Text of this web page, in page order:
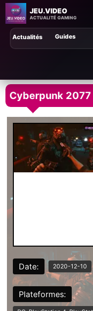
JEU.VIDEO
ACTUALITÉ GAMING
Guides
Actualités
Cyberpunk 2077
Date: 2020-12-10
Plateformes: